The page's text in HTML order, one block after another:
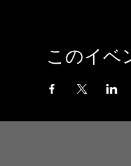
このイベ